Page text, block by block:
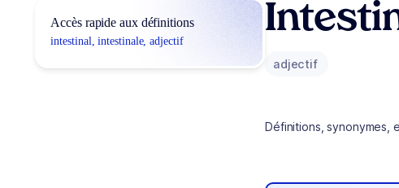
Accès rapide aux définitions
intestinal, intestinale, adjectif
adjectif
Définitions, synonymes,